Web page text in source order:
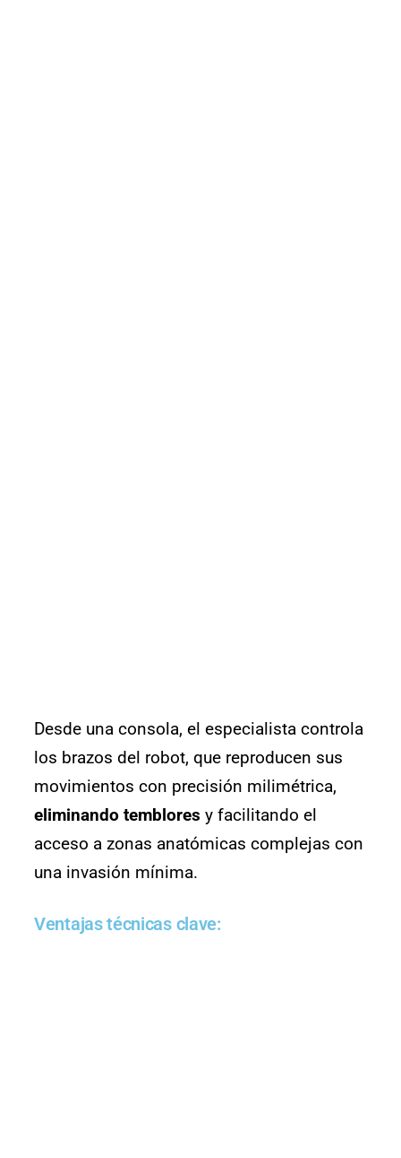
Desde una consola, el especialista controla
los brazos del robot, que reproducen sus
movimientos con precisión milimétrica,
eliminando temblores y facilitando el
acceso a zonas anatómicas complejas con
una invasión mínima.
Ventajas técnicas clave: